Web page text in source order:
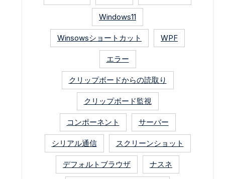
Windows11
Winsowsショートカット WPF
エラー
クリップボードからの読取り
クリップボード監視
コンポーネント サーバー
シリアル通信 スクリーンショット
デフォルトブラウザ ナスネ